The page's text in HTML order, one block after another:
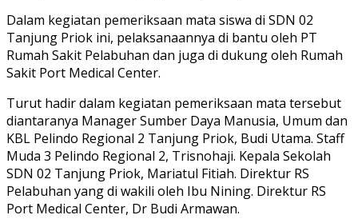
Dalam kegiatan pemeriksaan mata siswa di SDN 02
Tanjung Priok ini, pelaksanaannya di bantu oleh PT
Rumah Sakit Pelabuhan dan juga di dukung oleh Rumah
Sakit Port Medical Center.
Turut hadir dalam kegiatan pemeriksaan mata tersebut
diantaranya Manager Sumber Daya Manusia, Umum dan
KBL Pelindo Regional 2 Tanjung Priok, Budi Utama. Staff
Muda 3 Pelindo Regional 2, Trisnohaji. Kepala Sekolah
SDN 02 Tanjung Priok, Mariatul Fitiah. Direktur RS
Pelabuhan yang di wakili oleh Ibu Nining. Direktur RS
Port Medical Center, Dr Budi Armawan.